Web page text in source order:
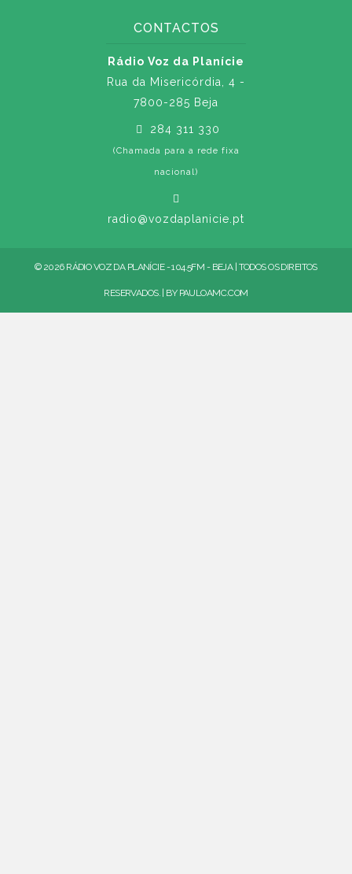
CONTACTOS
Rádio Voz da Planície
Rua da Misericórdia, 4 -
7800-285 Beja
284 311 330
(Chamada para a rede fixa
nacional)
radio@vozdaplanicie.pt
© 2026 RÁDIO VOZ DA PLANÍCIE - 104.5FM - BEJA | TODOS OS DIREITOS
RESERVADOS. | BY PAULOAMC.COM